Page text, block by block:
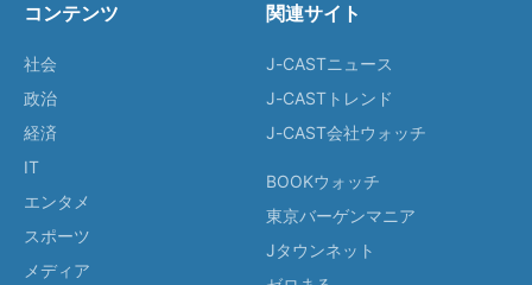
コンテンツ
社会
政治
経済
IT
エンタメ
スポーツ
メディア
関連サイト
J-CASTニュース
J-CASTトレンド
J-CAST会社ウォッチ
BOOKウォッチ
東京バーゲンマニア
Jタウンネット